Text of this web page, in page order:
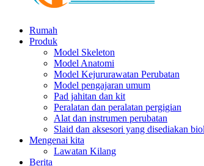
Rumah
Produk
Model Skeleton
Model Anatomi
Model Kejururawatan Perubatan
Model pengajaran umum
Pad jahitan dan kit
Peralatan dan peralatan pergigian
Alat dan instrumen perubatan
Slaid dan aksesori yang disediakan
Mengenai kita
Lawatan Kilang
Berita